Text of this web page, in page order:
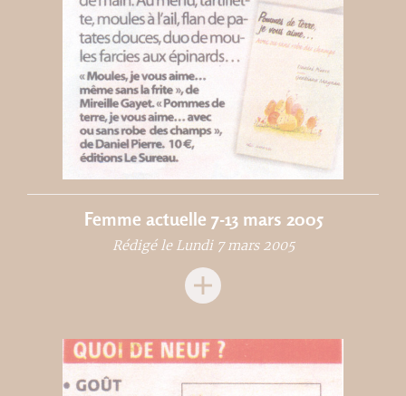
Femme actuelle 7-13 mars 2005
Rédigé le Lundi 7 mars 2005